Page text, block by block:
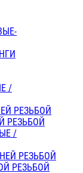
/
РЕЗЬБОЙ
РЕЗЬБОЙ
/
РЕЗЬБОЙ
РЕЗЬБОЙ